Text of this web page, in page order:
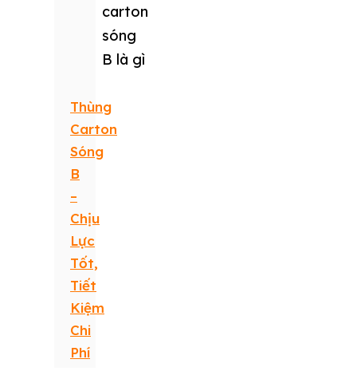
Thùng
Carton
Sóng
B
–
Chịu
Lực
Tốt,
Tiết
Kiệm
Chi
Phí